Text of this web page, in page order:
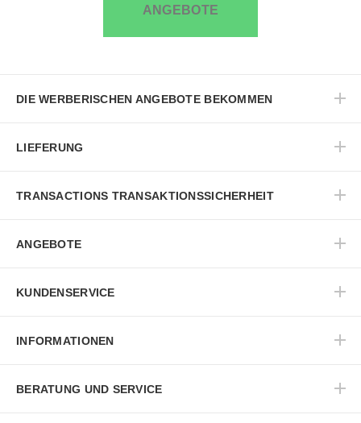
ANGEBOTE
DIE WERBERISCHEN ANGEBOTE BEKOMMEN
LIEFERUNG
TRANSACTIONS TRANSAKTIONSSICHERHEIT
ANGEBOTE
KUNDENSERVICE
INFORMATIONEN
BERATUNG UND SERVICE